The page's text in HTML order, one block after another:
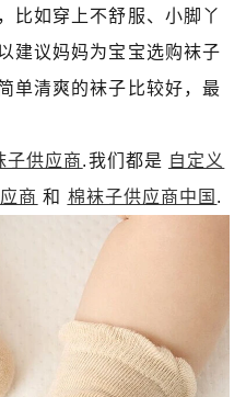
比如穿上不舒服、小脚丫
建议妈妈为宝宝选购袜子
单清爽的袜子比较好，最
子供应商.我们都是 自定义
商 和 棉袜子供应商中国 .